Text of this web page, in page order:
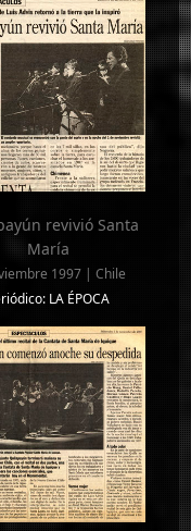
revivió Santa
María
1997 | Chile
LA ÉPOCA